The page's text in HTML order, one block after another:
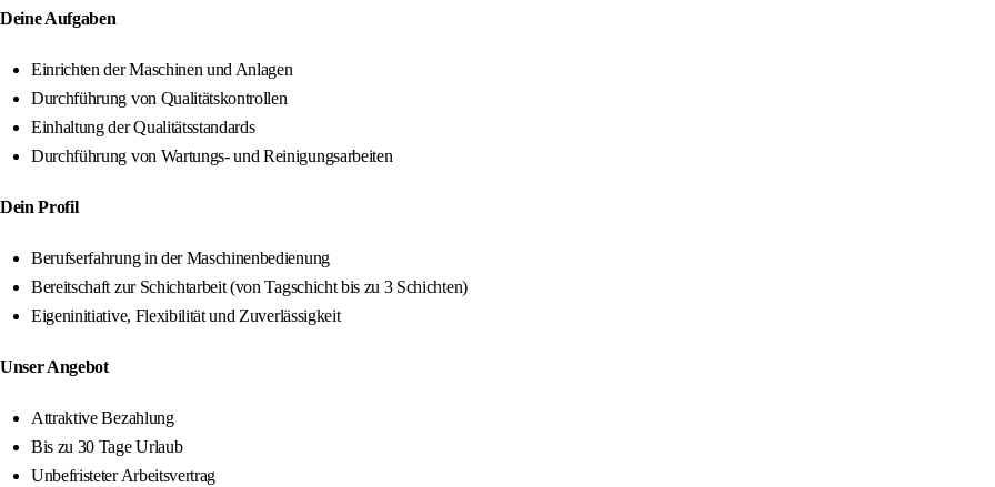
Deine Aufgaben
Einrichten der Maschinen und Anlagen
Durchführung von Qualitätskontrollen
Einhaltung der Qualitätsstandards
Durchführung von Wartungs- und Reinigungsarbeiten
Dein Profil
Berufserfahrung in der Maschinenbedienung
Bereitschaft zur Schichtarbeit (von Tagschicht bis zu 3 Schichten)
Eigeninitiative, Flexibilität und Zuverlässigkeit
Unser Angebot
Attraktive Bezahlung
Bis zu 30 Tage Urlaub
Unbefristeter Arbeitsvertrag